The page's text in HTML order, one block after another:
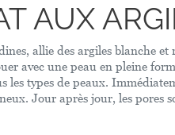
AUX
allie des argiles blanche et
avec une peau en pleine
les types de peaux.
Jour après jour, les pores